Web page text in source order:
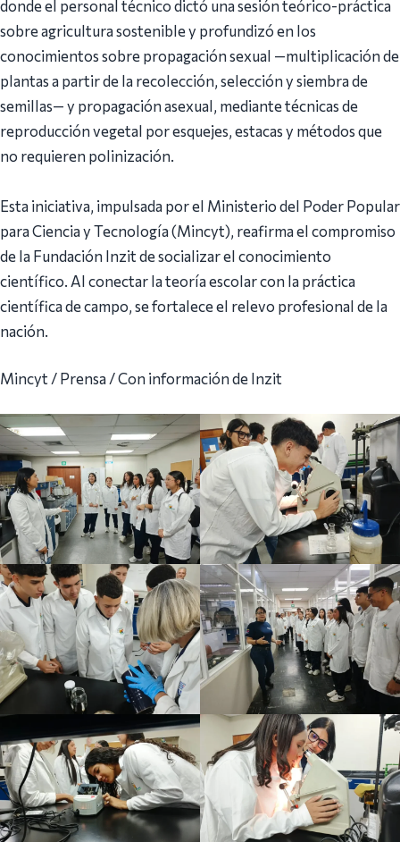
donde el personal técnico dictó una sesión teórico-práctica
sobre agricultura sostenible y profundizó en los
conocimientos sobre propagación sexual —multiplicación de
plantas a partir de la recolección, selección y siembra de
semillas— y propagación asexual, mediante técnicas de
reproducción vegetal por esquejes, estacas y métodos que
no requieren polinización.
Esta iniciativa, impulsada por el Ministerio del Poder Popular
para Ciencia y Tecnología (Mincyt), reafirma el compromiso
de la Fundación Inzit de socializar el conocimiento
científico. Al conectar la teoría escolar con la práctica
científica de campo, se fortalece el relevo profesional de la
nación.
Mincyt / Prensa / Con información de Inzit